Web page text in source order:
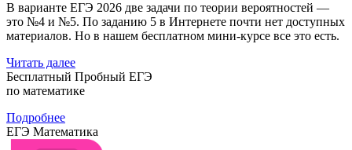
В варианте ЕГЭ 2026 две задачи по теории вероятностей —
это №4 и №5. По заданию 5 в Интернете почти нет доступных
материалов. Но в нашем бесплатном мини-курсе все это есть.
Читать далее
Бесплатный Пробный ЕГЭ
по математике
Подробнее
ЕГЭ Математика